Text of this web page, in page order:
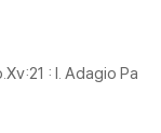
career to c
of humour that
Magazi
: I. Adagio Pa